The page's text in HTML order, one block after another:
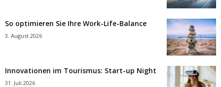
So optimieren Sie Ihre Work-Life-Balance
3. August 2026
Innovationen im Tourismus: Start-up Night
31. Juli 2026